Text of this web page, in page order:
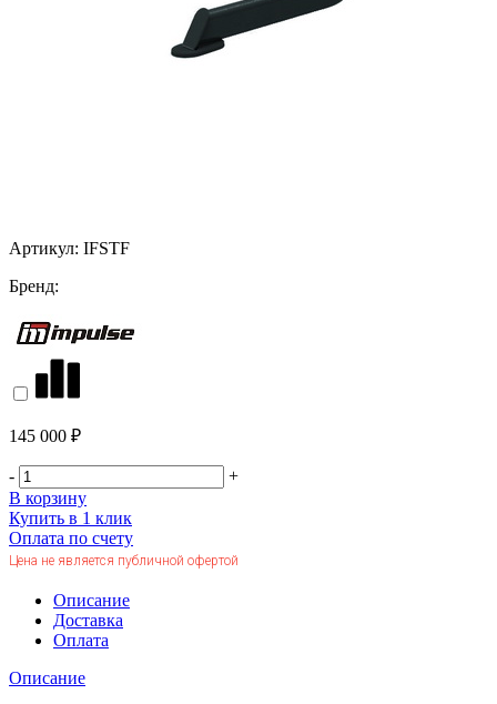
Артикул: IFSTF
Бренд:
145 000 ₽
-
+
В корзину
Купить в 1 клик
Оплата по счету
Цена не является публичной офертой
Описание
Доставка
Оплата
Описание